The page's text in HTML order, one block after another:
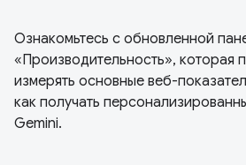
Ознакомьтесь с обновленной
«Производительность», которая
измерять основные веб-
как получать
Gemini.